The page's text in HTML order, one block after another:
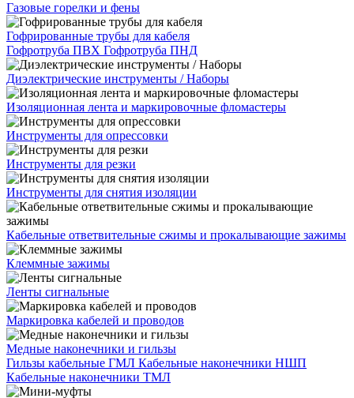
Газовые горелки и фены
Гофрированные трубы для кабеля
Гофротруба ПВХ Гофротруба ПНД
Диэлектрические инструменты / Наборы
Изоляционная лента и маркировочные фломастеры
Инструменты для опрессовки
Инструменты для резки
Инструменты для снятия изоляции
Кабельные ответвительные сжимы и прокалывающие зажимы
Клеммные зажимы
Ленты сигнальные
Маркировка кабелей и проводов
Медные наконечники и гильзы
Гильзы кабельные ГМЛ Кабельные наконечники НШП
Кабельные наконечники ТМЛ